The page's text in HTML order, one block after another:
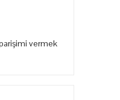
vermek